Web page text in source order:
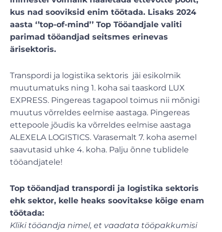
kus nad sooviksid enim töötada. Lisaks 2024
aasta ‘’top-of-mind’’ Top Tööandjale valiti
parimad tööandjad seitsmes erinevas
ärisektoris.
Transpordi ja logistika sektoris jäi esikolmik
muutumatuks ning 1. koha sai taaskord LUX
EXPRESS. Pingereas tagapool toimus nii mõnigi
muutus võrreldes eelmise aastaga. Pingereas
ettepoole jõudis ka võrreldes eelmise aastaga
ALEXELA LOGISTICS. Varasemalt 7. koha asemel
saavutasid uhke 4. koha. Palju õnne tublidele
tööandjatele!
Top tööandjad transpordi ja logistika sektoris
ehk sektor, kelle heaks soovitakse kõige enam
töötada:
Kliki tööandja nimel, et vaadata tööpakkumisi